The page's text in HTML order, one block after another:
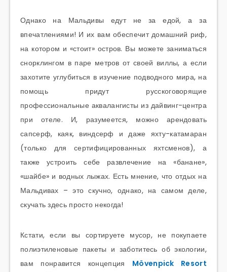
Однако на Мальдивы едут не за едой, а за
впечатлениями! И их вам обеспечит домашний риф,
на котором и «стоит» остров. Вы можете заниматься
снорклингом в паре метров от своей виллы, а если
захотите углубиться в изучение подводного мира, на
помощь придут русскоговорящие
профессиональные аквалангисты из дайвинг-центра
при отеле. И, разумеется, можно арендовать
сапсерф, каяк, виндсерф и даже яхту-катамаран
(только для сертифицированных яхтсменов), а
также устроить себе развлечение на «банане»,
«шайбе» и водных лыжах. Есть мнение, что отдых на
Мальдивах – это скучно, однако, на самом деле,
скучать здесь просто некогда!
Кстати, если вы сортируете мусор, не покупаете
полиэтиленовые пакеты и заботитесь об экологии,
вам понравится концепция Mövenpick Resort